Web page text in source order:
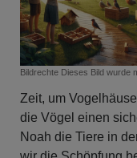
Bildrechte Dieses Bild wurde
Zeit, um
die Vögel einen
Noah die Tiere in